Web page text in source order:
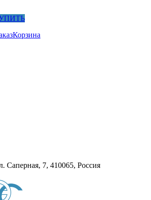
Корзина
Саперная, 7, 410065, Россия